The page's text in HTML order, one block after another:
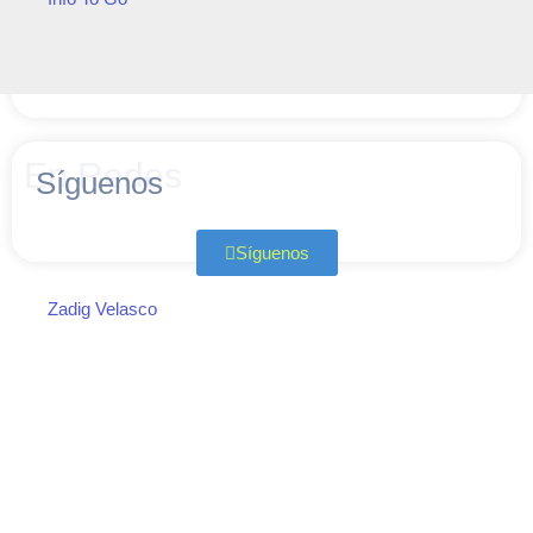
En Redes
Síguenos
Síguenos
Zadig Velasco